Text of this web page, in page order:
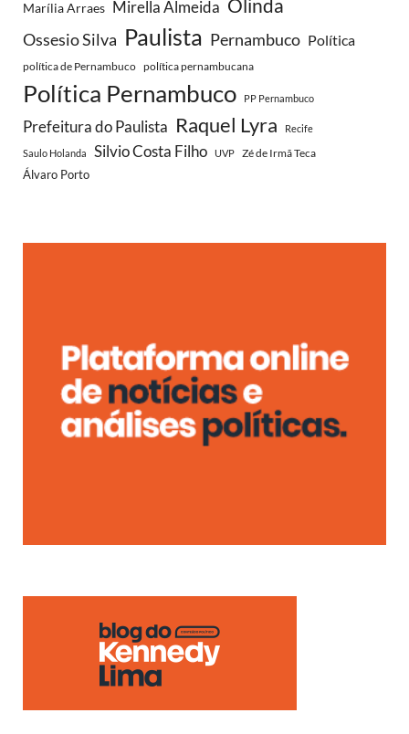
Marília Arraes Mirella Almeida Olinda
Ossesio Silva Paulista Pernambuco Política
política de Pernambuco política pernambucana
Política Pernambuco PP Pernambuco
Prefeitura do Paulista Raquel Lyra Recife
Saulo Holanda Silvio Costa Filho UVP Zé de Irmã Teca
Álvaro Porto